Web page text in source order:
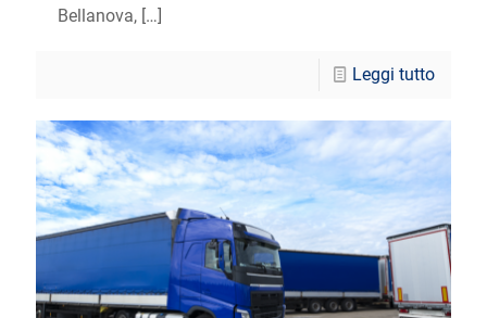
Bellanova, […]
Leggi tutto